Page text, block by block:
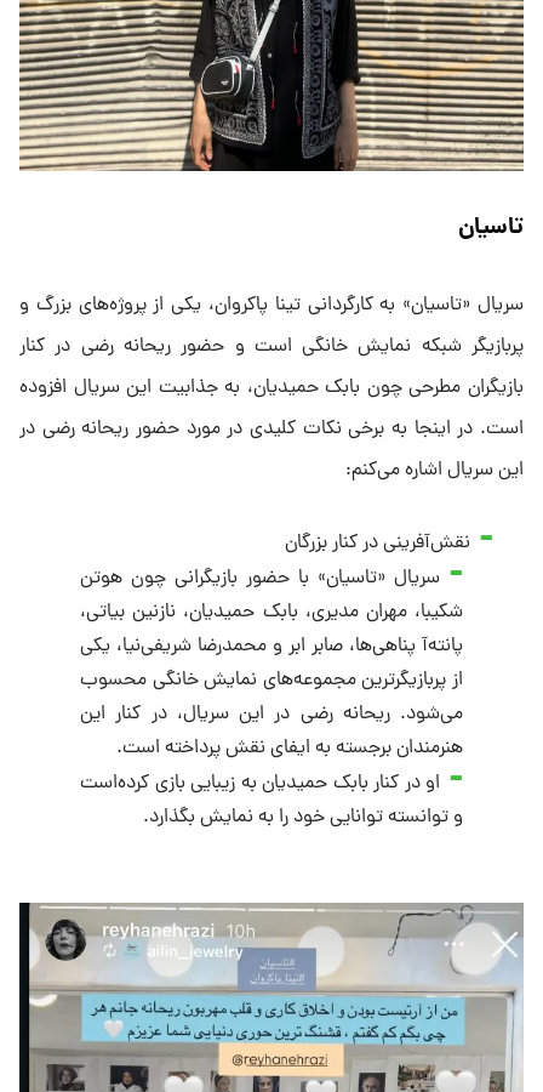
تاسیان
سریال «تاسیان» به کارگردانی تینا پاکروان، یکی از پروژه‌های بزرگ و
پربازیگر شبکه نمایش خانگی است و حضور ریحانه رضی در کنار
بازیگران مطرحی چون بابک حمیدیان، به جذابیت این سریال افزوده
است. در اینجا به برخی نکات کلیدی در مورد حضور ریحانه رضی در
این سریال اشاره می‌کنم:
نقش‌آفرینی در کنار بزرگان
سریال «تاسیان» با حضور بازیگرانی چون هوتن
شکیبا، مهران مدیری، بابک حمیدیان، نازنین بیاتی،
پانته‌آ پناهی‌ها، صابر ابر و محمدرضا شریفی‌نیا، یکی
از پربازیگرترین مجموعه‌های نمایش خانگی محسوب
می‌شود. ریحانه رضی در این سریال، در کنار این
هنرمندان برجسته به ایفای نقش پرداخته است.
او در کنار بابک حمیدیان به زیبایی بازی کرده‌است
و توانسته توانایی خود را به نمایش بگذارد.